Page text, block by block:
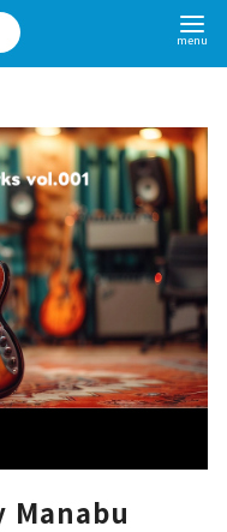
Manabu